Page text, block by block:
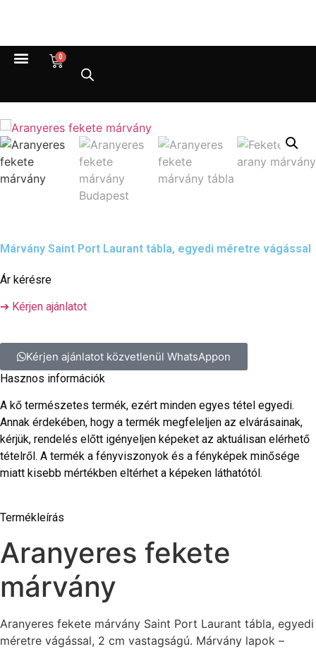
0
Márvány Saint Port Laurant tábla, egyedi méretre vágással
Ár kérésre
➔ Kérjen ajánlatot
Kérjen ajánlatot közvetlenül WhatsAppon
Hasznos információk
A kő természetes termék, ezért minden egyes tétel egyedi.
Annak érdekében, hogy a termék megfeleljen az elvárásainak,
kérjük, rendelés előtt igényeljen képeket az aktuálisan elérhető
tételről. A termék a fényviszonyok és a fényképek minősége
miatt kisebb mértékben eltérhet a képeken láthatótól.
Termékleírás
Aranyeres fekete
márvány
Aranyeres fekete márvány Saint Port Laurant tábla, egyedi
méretre vágással, 2 cm vastagságú. Márvány lapok –